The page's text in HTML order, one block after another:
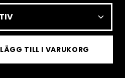
LÄGG TILL I VARUKORG